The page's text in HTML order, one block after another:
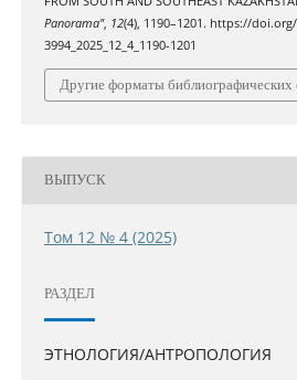
Panorama", 12(4), 1190–1201. https://
3994_2025_12_4_1190-1201
Другие форматы библиографических
ВЫПУСК
Том 12 № 4 (2025)
РАЗДЕЛ
ЭТНОЛОГИЯ/АНТРОПОЛОГИЯ